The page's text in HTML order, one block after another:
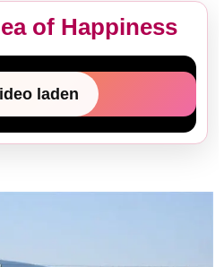
of Happiness
laden